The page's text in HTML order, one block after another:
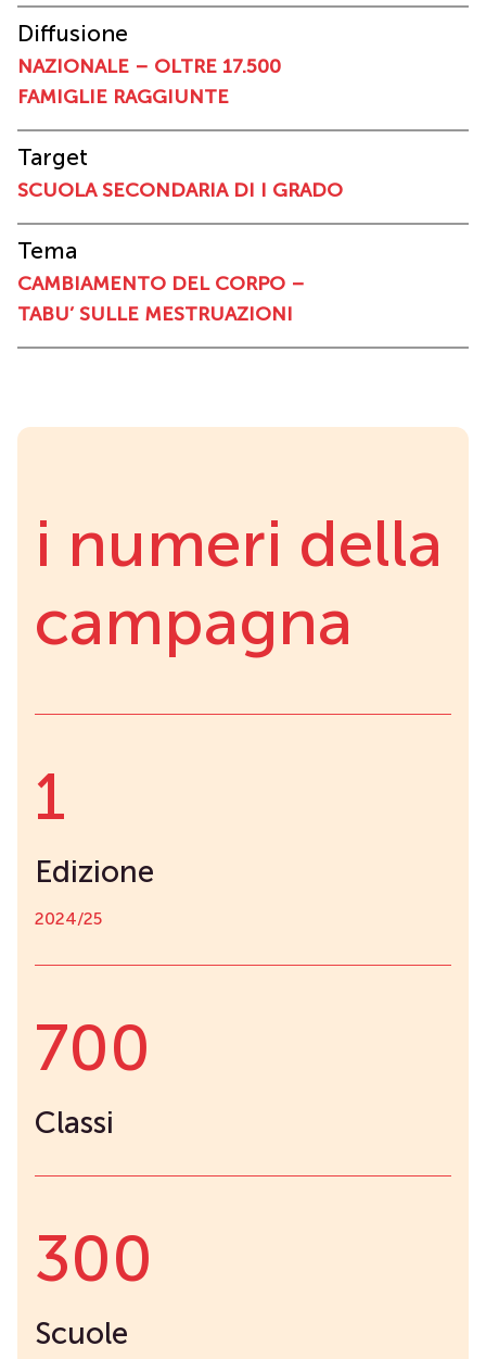
Diffusione
NAZIONALE – OLTRE 17.500
FAMIGLIE RAGGIUNTE
Target
SCUOLA SECONDARIA DI I GRADO
Tema
CAMBIAMENTO DEL CORPO –
TABU’ SULLE MESTRUAZIONI
i numeri della
campagna
1
Edizione
2024/25
700
Classi
300
Scuole